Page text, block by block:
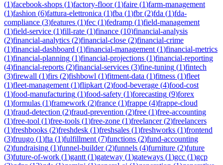
(1)facebook-shops (1)factory-floor(1)faire (1)farm-management
(1)fashion (6)fattura-elettronica (1)fba (1)fbr(2)fda (1)fda-
compliance (3)features (1)fec (1)fedramp (1)field-management
(1)field-service (1)fill-rate (1)finance (10)financial-analysis
(2)financial-analytics (2)financial-close (2)financial-crime
(1)financial-dashboard (1)financial-management (1)financial-metrics
(1)financial-planning (1)financial-projections (1)financial-reporting
(4)financial-reports (2)financial-services (3)fine-tuning (1)fintech
(3)firewall (1)firs (2)fishbowl (1)fitment-data (1)fitness (1)fleet
(1)fleet-management (1)flipkart (2)food-beverage (4)food-cost
(1)food-manufacturing (1)food-safety (1)forecasting (9)forex
(1)formulas (1)framework (2)france (1)frappe (4)frappe-cloud
(1)fraud-detection (2)fraud-prevention (2)free (1)free-accounting
(1)free-tool (1)free-tools (1)free-zone (1)freelancer(2)freelancers
(1)freshbooks (2)freshdesk (1)freshsales (1)freshworks (1)frontend
(3)fruugo (1)fta (1)fulfillment (7)functions (2)fund-accounting
(2)fundraising (1)funnel-builder(2)funnels (4)furniture (2)future
(3)future-of-work (1)gantt (1)gateway (1)gateways (1)gcc (1)gcp